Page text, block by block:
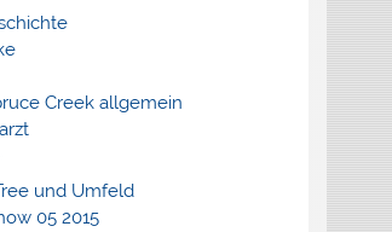
Creek allgemein
und Umfeld
05 2015